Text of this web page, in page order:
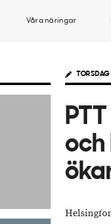
Våra näringar